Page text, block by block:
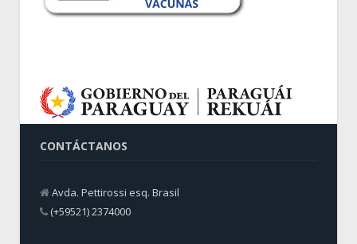
CONTÁCTANOS
Avda. Pettirossi esq. Brasil
(+59521) 2374000